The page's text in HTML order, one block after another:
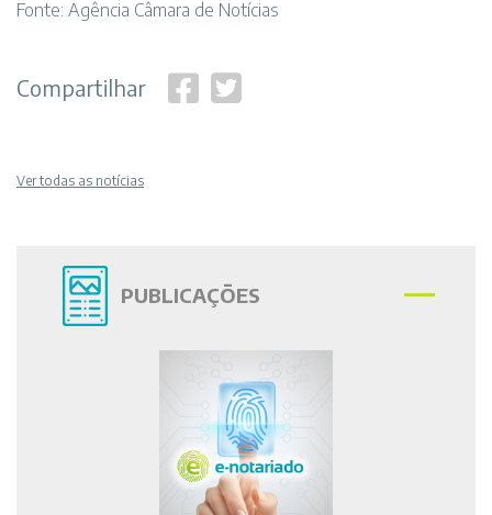
Fonte: Agência Câmara de Notícias
Compartilhar
Ver todas as notícias
PUBLICAÇÕES